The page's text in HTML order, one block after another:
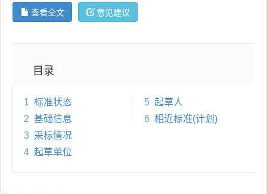
查看全文 意见建议
目录
1 标准状态
2 基础信息
3 采标情况
4 起草单位
5 起草人
6 相近标准(计划)